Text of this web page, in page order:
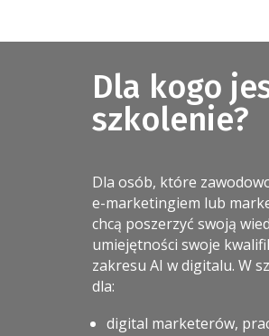
Dla kogo
szkolenie?
Dla osób, które
e-marketingiem lub
chcą poszerzyć swoją
umiejętności swoje
zakresu AI w digitalu. W
dla:
digital marketerów,